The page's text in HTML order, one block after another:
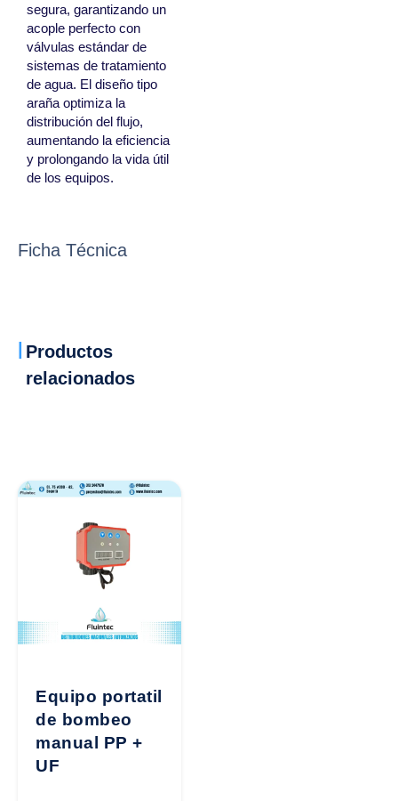
Ficha Técnica
segura, garantizando un
acople perfecto con
válvulas estándar de
sistemas de tratamiento
de agua. El diseño tipo
araña optimiza la
distribución del flujo,
aumentando la eficiencia
y prolongando la vida útil
de los equipos.
Productos
relacionados
Equipo portatil
de bombeo
manual PP +
UF